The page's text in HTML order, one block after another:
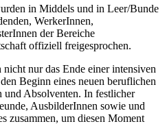
in Middels und in Leer/Bunde
WerkerInnen,
der Bereiche
offiziell freigesprochen.
nur das Ende einer intensiven
Beginn eines neuen beruflichen
Absolventen. In festlicher
AusbilderInnen sowie und
zusammen, um diesen Moment